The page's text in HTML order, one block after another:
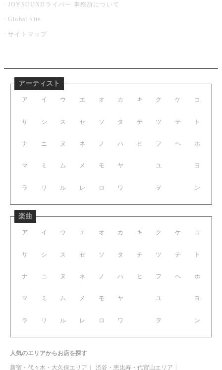
JOYSOUNDライバー 事務所について
Global Site
サイトマップ
アーティスト
ア イ ウ エ オ
サ シ ス セ ソ
ナ ニ ヌ ネ ノ
マ ミ ム メ モ
ラ リ ル レ ロ
カ キ ク ケ コ
タ チ ツ テ ト
ハ ヒ フ ヘ ホ
ヤ ユ ヨ
ワ ヲ ン
楽曲
ア イ ウ エ オ
サ シ ス セ ソ
ナ ニ ヌ ネ ノ
マ ミ ム メ モ
ラ リ ル レ ロ
カ キ ク ケ コ
タ チ ツ テ ト
ハ ヒ フ ヘ ホ
ヤ ユ ヨ
ワ ヲ ン
人気のエリアからお店を探す
新宿・代々木・大久保エリア 渋谷・恵比寿・代官山エリア